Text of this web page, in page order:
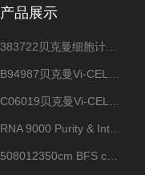
产品展示